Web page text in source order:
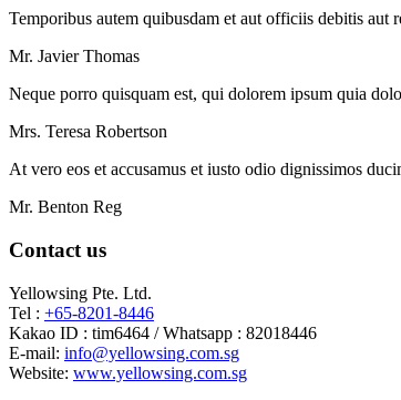
Temporibus autem quibusdam et aut officiis debitis aut
Mr. Javier Thomas
Neque porro quisquam est, qui dolorem ipsum quia
Mrs. Teresa Robertson
At vero eos et accusamus et iusto odio dignissimos
Mr. Benton Reg
Contact us
Yellowsing Pte. Ltd.
Tel : +65-8201-8446
Kakao ID : tim6464 / Whatsapp : 82018446
E-mail: info@yellowsing.com.sg
Website: www.yellowsing.com.sg